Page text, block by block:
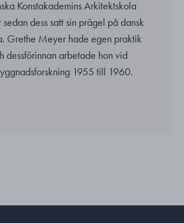
Konstakademins Arkitektskola
dess satt sin prägel på dansk
Grethe Meyer hade egen praktik
dessförinnan arbetade hon vid
1955 till 1960.